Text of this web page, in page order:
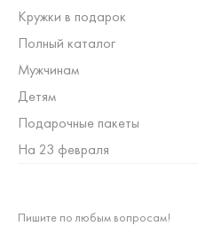
Кружки в подарок
Полный каталог
Мужчинам
Детям
Подарочные пакеты
На 23 февраля
Пишите по любым вопросам!